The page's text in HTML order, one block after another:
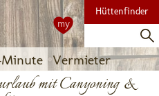
Vermieter
Hüttenfinder
my
mit Canyoning &